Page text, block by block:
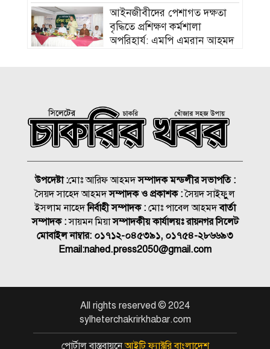
‎আইনজীবীদের পেশাগত দক্ষতা
বৃদ্ধিতে প্রশিক্ষণ কর্মশালা
অপরিহার্য: এমপি এমরান আহমদ
হামের উপসর্গে আরও ৩ শিশুর
মৃত্যু
২০০ টাকার নিচে নেই মাছ ও
মুরগি
সিলেটে দুই বাসের মুখোমুখি
সংঘর্ষে নিহত ৯
শাহজালাল জামেয়া ইসলামিয়ায়
সম্পন্ন
উপদেষ্টা :মোঃ আরিফ আহমদসম্পাদক মন্ডলীর সভাপতি :
সৈয়দ সাহেদ আহমদসম্পাদক ও প্রকাশক :সৈয়দ সাইফুুল
ইসলাম নাহেদনির্বাহী সম্পাদক :মোঃ পাবেল আহমদবার্তা
সম্পাদক :সায়মন মিয়াসম্পাদকীয় কার্যালয়ঃ রায়নগর সিলেট
মোবাইল নাম্বার: ০১৭১২-০৪৫৩৯১, ০১৭৫৪-২৮৬৬৯৩
Email:nahed.press2050@gmail.com
All rights reserved © 2024
sylheterchakrirkhabar.com
পোর্টাল বাস্তবায়নেআইটি ফ্যাক্টরি বাংলাদেশ